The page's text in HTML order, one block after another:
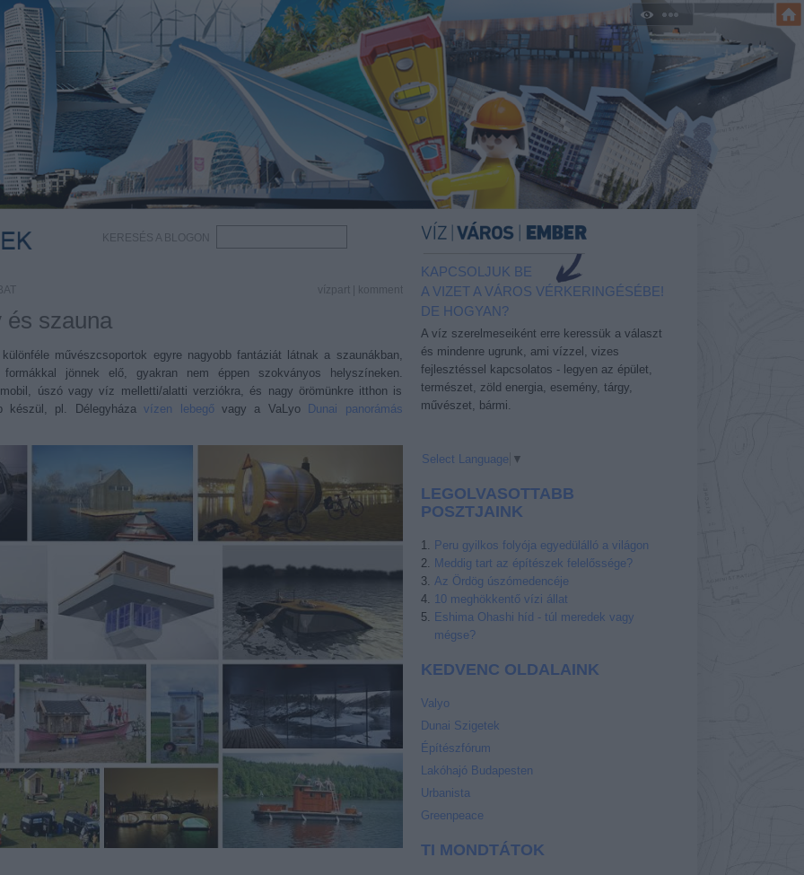
KERESÉS A BLOGON
KAPCSOLJUK BE
A VIZET A VÁROS VÉRKERINGÉSÉBE!
DE HOGYAN?
A víz szerelmeseiként erre keressük a választ
és mindenre ugrunk, ami vízzel, vizes
fejlesztéssel kapcsolatos - legyen az épület,
természet, zöld energia, esemény, tárgy,
művészet, bármi.
Select Language ▼
LEGOLVASOTTABB
POSZTJAINK
Peru gyilkos folyója egyedülálló a világon
Meddig tart az építészek felelőssége?
Az Ördög úszómedencéje
10 meghökkentő vízi állat
Eshima Ohashi híd - túl meredek vagy
mégse?
KEDVENC OLDALAINK
Valyo
Dunai Szigetek
Építészfórum
Lakóhajó Budapesten
Urbanista
Greenpeace
TI MONDTÁTOK
vízpart komment
és szauna
művészcsoportok egyre nagyobb fantáziát látnak a szaunákban,
formákkal jönnek elő, gyakran nem éppen szokványos helyszíneken.
úszó vagy víz melletti/alatti verziókra, és nagy örömünkre itthon is
készül, pl. Délegyházavízen lebegővagy a VaLyo
Dunai panorámás